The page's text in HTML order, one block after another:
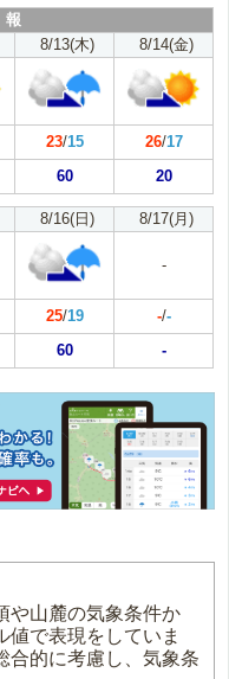
8/13(木) 8/14(金)
23/15 26/17
60 20
8/16(日) 8/17(月)
-
25/19 -/-
60 -
や山麓の気象条件か
値で表現をしていま
合的に考慮し、気象条